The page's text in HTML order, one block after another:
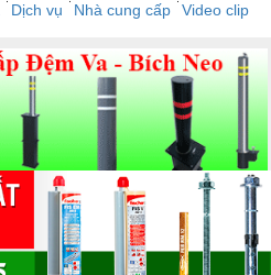
Dịch vụ Nhà cung cấp Video clip